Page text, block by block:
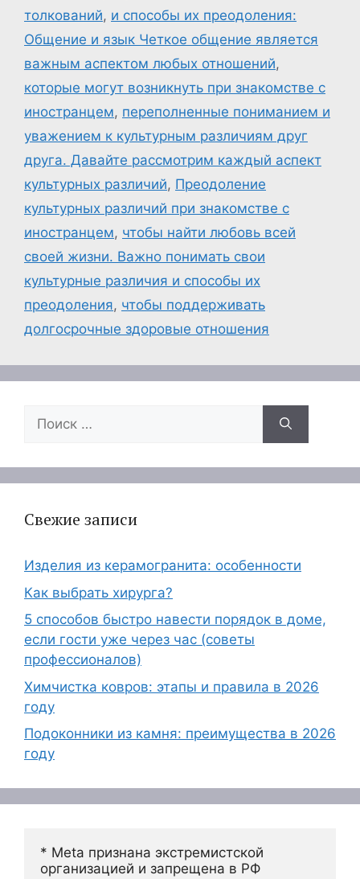
толкований, и способы их преодоления:
Общение и язык Четкое общение является
важным аспектом любых отношений,
которые могут возникнуть при знакомстве с
иностранцем, переполненные пониманием и
уважением к культурным различиям друг
друга. Давайте рассмотрим каждый аспект
культурных различий, Преодоление
культурных различий при знакомстве с
иностранцем, чтобы найти любовь всей
своей жизни. Важно понимать свои
культурные различия и способы их
преодоления, чтобы поддерживать
долгосрочные здоровые отношения
Поиск:
Свежие записи
Изделия из керамогранита: особенности
Как выбрать хирурга?
5 способов быстро навести порядок в доме,
если гости уже через час (советы
профессионалов)
Химчистка ковров: этапы и правила в 2026
году
Подоконники из камня: преимущества в 2026
году
* Meta признана экстремистской
организацией и запрещена в РФ